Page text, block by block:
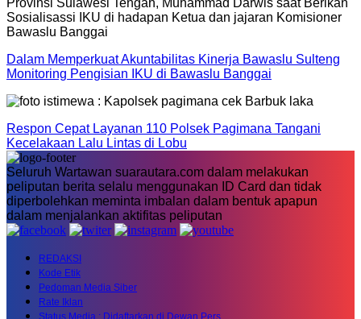
Dalam Memperkuat Akuntabilitas Kinerja Bawaslu Sulteng
Monitoring Pengisian IKU di Bawaslu Banggai
Respon Cepat Layanan 110 Polsek Pagimana Tangani
Kecelakaan Lalu Lintas di Lobu
Seluruh Wartawan suarautara.com dalam melakukan
peliputan berita selalu menggunakan ID Card dan tidak
diperbolehkan meminta imbalan dalam bentuk apapun
dalam menjalankan aktifitas peliputan
REDAKSI
Kode Etik
Pedoman Media Siber
Rate Iklan
Status Media : Didaftarkan di Dewan Pers